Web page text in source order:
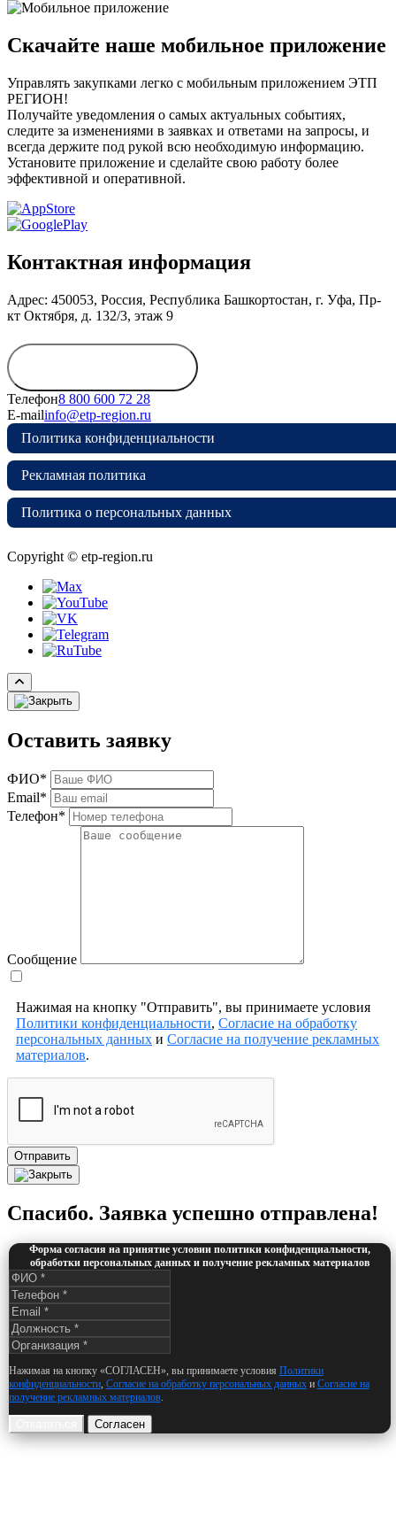
Скачайте наше мобильное приложение
Управлять закупками легко с мобильным приложением ЭТП
РЕГИОН!
Получайте уведомления о самых актуальных событиях,
следите за изменениями в заявках и ответами на запросы, и
всегда держите под рукой всю необходимую информацию.
Установите приложение и сделайте свою работу более
эффективной и оперативной.
Контактная информация
Адрес: 450053, Россия, Республика Башкортостан, г. Уфа, Пр-
кт Октября, д. 132/3, этаж 9
Телефон8 800 600 72 28
E-mailinfo@etp-region.ru
Политика конфиденциальности
Рекламная политика
Политика о персональных данных
Copyright © etp-region.ru
Оставить заявку
ФИО*
Email*
Телефон*
Сообщение
Нажимая на кнопку "Отправить", вы принимаете условия
Политики конфиденциальности, Согласие на обработку
персональных данных и Согласие на получение рекламных
материалов.
Отправить
Спасибо. Заявка успешно отправлена!
Форма согласия на принятие условии политики конфиденциальности,
обработки персональных данных и получение рекламных материалов
Нажимая на кнопку «СОГЛАСЕН», вы принимаете условия Политики
конфиденциальности, Согласие на обработку персональных данныхи Согласие на
получение рекламных материалов.
Согласен